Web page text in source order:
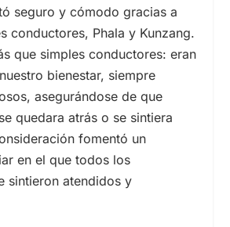
seguro y cómodo gracias a
conductores, Phala y Kunzang.
que simples conductores: eran
bienestar, siempre
asegurándose de que
quedara atrás o se sintiera
fomentó un
en el que todos los
sintieron atendidos y